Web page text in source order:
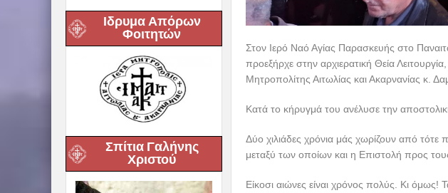
Ιδρυμα Απόρων
Φοιτητών
Σπίτια Γαλήνης
Χριστού
Στον Ιερό Ναό Αγίας Παρασκευής στο
προεξήρχε στην αρχιερατική Θεία
Μητροπολίτης Αιτωλίας και Ακαρνανίας κ.
Κατά το κήρυγμά του ανέλυσε την
Δύο χιλιάδες χρόνια μάς χωρίζουν από
μεταξύ των οποίων και η Επιστολή προς
Είκοσι αιώνες είναι χρόνος πολύς. Κι